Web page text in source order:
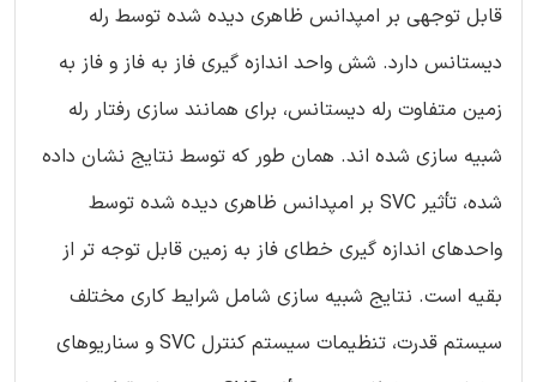
قابل توجهی بر امپدانس ظاهری دیده شده توسط رله
دیستانس دارد. شش واحد اندازه گیری فاز به فاز و فاز به
زمین متفاوت رله دیستانس، برای همانند سازی رفتار رله
شبیه سازی شده اند. همان طور که توسط نتایج نشان داده
شده، تأثیر SVC بر امپدانس ظاهری دیده شده توسط
واحدهای اندازه گیری خطای فاز به زمین قابل توجه تر از
بقیه است. نتایج شبیه سازی شامل شرایط کاری مختلف
سیستم قدرت، تنظیمات سیستم کنترل SVC و سناریوهای